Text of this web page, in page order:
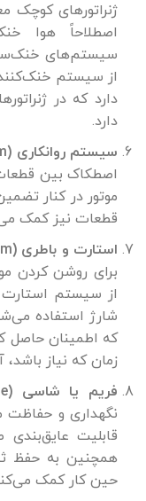
ژنراتورهای کوچک
اصطلاحاً هوا
سیستم‌های
از سیستم
دارد که در
دارد.
سیستم روانکاری (Lubrication System):
اصطکاک بین
موتور در کنار
قطعات نیز کمک
استارت و باطری (Starter System):
برای روشن کردن
شارژ استفاده
که اطمینان حاصل
زمان که نیاز
فریم یا شاسی (Base Frame):
نگهداری و حفاظت
قابلیت
همچنین به حفظ
حین کار کمک